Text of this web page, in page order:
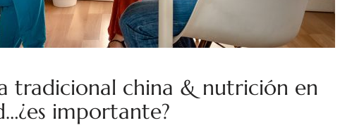
tradicional china & nutrición en
importante?